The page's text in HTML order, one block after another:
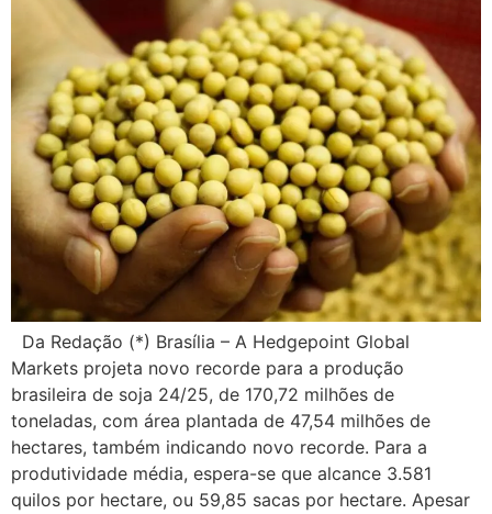
Da Redação (*) Brasília – A Hedgepoint Global
Markets projeta novo recorde para a produção
brasileira de soja 24/25, de 170,72 milhões de
toneladas, com área plantada de 47,54 milhões de
hectares, também indicando novo recorde. Para a
produtividade média, espera-se que alcance 3.581
quilos por hectare, ou 59,85 sacas por hectare. Apesar